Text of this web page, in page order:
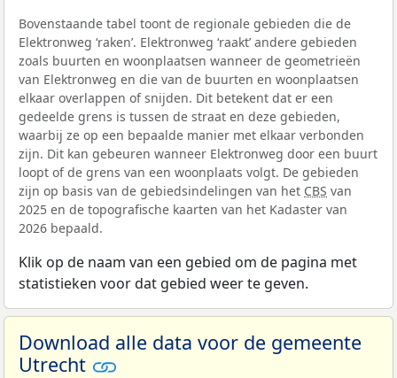
Bovenstaande tabel toont de regionale gebieden die de
Elektronweg ‘raken’. Elektronweg ‘raakt’ andere gebieden
zoals buurten en woonplaatsen wanneer de geometrieën
van Elektronweg en die van de buurten en woonplaatsen
elkaar overlappen of snijden. Dit betekent dat er een
gedeelde grens is tussen de straat en deze gebieden,
waarbij ze op een bepaalde manier met elkaar verbonden
zijn. Dit kan gebeuren wanneer Elektronweg door een buurt
loopt of de grens van een woonplaats volgt. De gebieden
zijn op basis van de gebiedsindelingen van het CBS van
2025 en de topografische kaarten van het Kadaster van
2026 bepaald.
Klik op de naam van een gebied om de pagina met
statistieken voor dat gebied weer te geven.
Download alle data voor de gemeente
Utrecht